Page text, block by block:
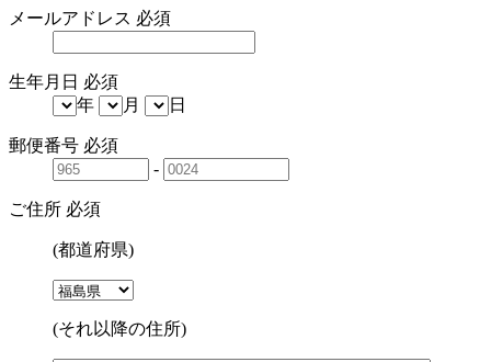
メールアドレス 必須
生年月日 必須
年
月 日
郵便番号 必須
-
ご住所 必須
(都道府県)
(それ以降の住所)